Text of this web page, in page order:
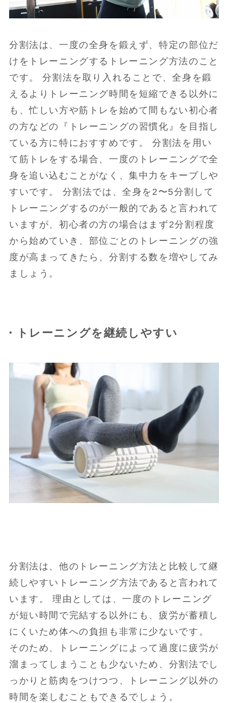
分割法は、一度の全身を鍛えず、特定の部位だ
けをトレーニングするトレーニング方法のこと
です。 分割法を取り入れることで、全身を鍛
えるよりトレーニング時間を短縮できる以外に
も、忙しい方や筋トレを始めて間もない初心者
の方などの『トレーニングの習慣化』を目指し
ている方に特におすすめです。 分割法を用い
て筋トレをする場合、一度のトレーニングで全
身を追い込むことがなく、集中力をキープしや
すいです。 分割法では、全身を2〜5分割して
トレーニングするのが一般的であると言われて
いますが、初心者の方の場合はまず2分割程度
から始めていき、部位ごとのトレーニングの強
度が高まってきたら、分割する数を増やしてみ
ましょう。
・トレーニングを継続しやすい
分割法は、他のトレーニング方法と比較して継
続しやすいトレーニング方法であると言われて
います。 理由としては、一度のトレーニング
が短い時間で完結する以外にも、疲労が蓄積し
にくいため体への負担も非常に少ないです。
そのため、トレーニングによって過度に疲労が
溜まってしまうことも少ないため、分割法でし
っかりと筋肉をつけつつ、トレーニング以外の
時間を楽しむこともできるでしょう。